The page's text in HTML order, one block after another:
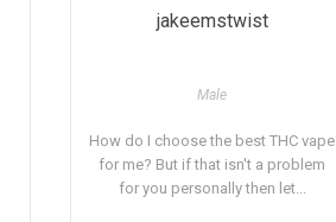
jakeemstwist
Male
How do I choose the best THC vape
for me? But if that isn't a problem
for you personally then let...